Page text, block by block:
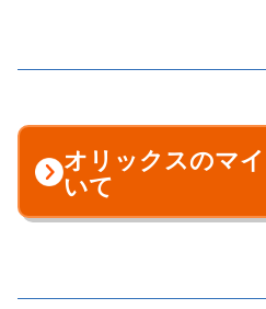
オリックスのマ
いて